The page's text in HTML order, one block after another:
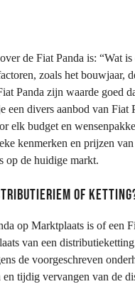
de Fiat Panda is: “Wat
zoals het bouwjaar,
Panda zijn waarde goed
een divers aanbod van
elk budget en
kenmerken en prijzen
op de huidige markt.
of
op Marktplaats is of een
van een
de voorgeschreven
tijdig vervangen van de